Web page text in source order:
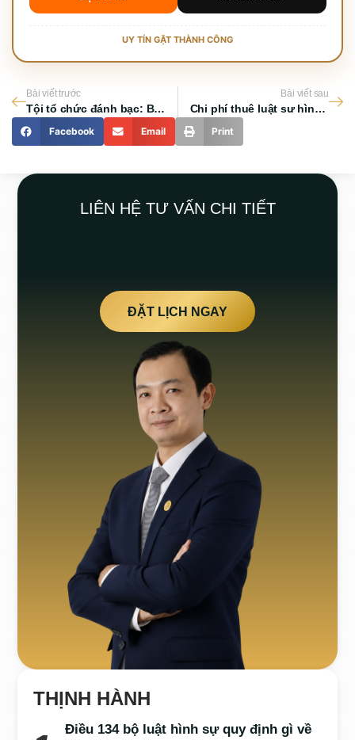
UY TÍN GẶT THÀNH CÔNG
Bài viết trước
Tội tổ chức đánh bạc: Bản chất pháp lý và điều cần biết
Bài viết sau
Chi phí thuê luật sư hình sự: Những yếu tố quan trọng cần biết
Facebook Email Print
LIÊN HỆ TƯ VẤN CHI TIẾT
ĐẶT LỊCH NGAY
THỊNH HÀNH
Điều 134 bộ luật hình sự quy định gì về